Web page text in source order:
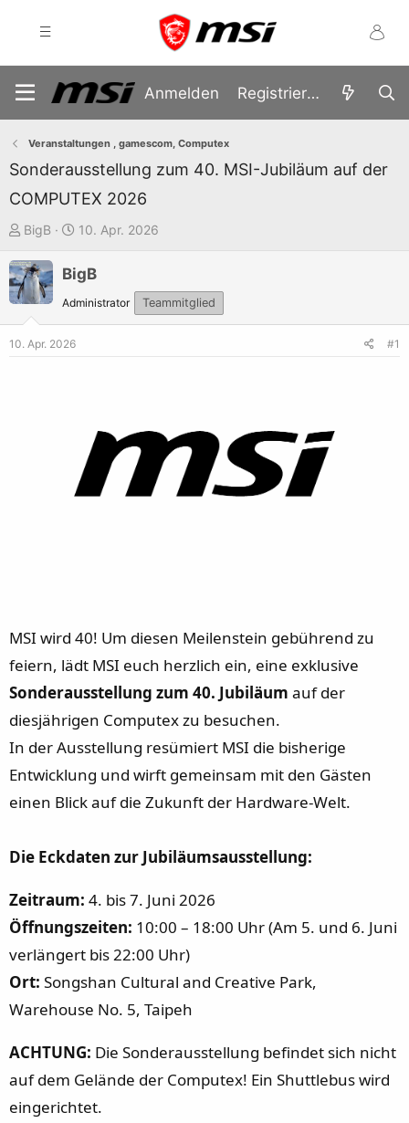
Anmelden Registrieren
Veranstaltungen , gamescom, Computex
Sonderausstellung zum 40. MSI-Jubiläum auf der
COMPUTEX 2026
E
s
t
l
BigB
E
s
t
10. Apr. 2026
BigB
Administrator Teammitglied
10. Apr. 2026 #1
MSI wird 40! Um diesen Meilenstein gebührend zu
feiern, lädt MSI euch herzlich ein, eine exklusive
Sonderausstellung zum 40. Jubiläum auf der
diesjährigen Computex zu besuchen.
In der Ausstellung resümiert MSI die bisherige
Entwicklung und wirft gemeinsam mit den Gästen
einen Blick auf die Zukunft der Hardware-Welt.
Die Eckdaten zur Jubiläumsausstellung:
Zeitraum: 4. bis 7. Juni 2026
Öffnungszeiten: 10:00 – 18:00 Uhr (Am 5. und 6. Juni
verlängert bis 22:00 Uhr)
Ort: Songshan Cultural and Creative Park,
Warehouse No. 5, Taipeh
ACHTUNG: Die Sonderausstellung befindet sich nicht
auf dem Gelände der Computex! Ein Shuttlebus wird
eingerichtet.